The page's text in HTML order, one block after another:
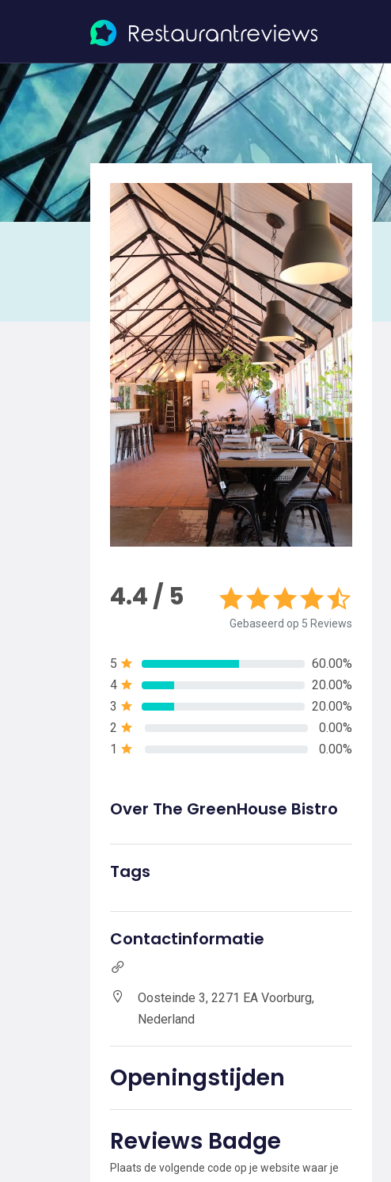
4.4 / 5
Gebaseerd op 5 Reviews
5
60.00%
4
20.00%
3
20.00%
2
0.00%
1
0.00%
Over The GreenHouse Bistro
Tags
Contactinformatie
Oosteinde 3, 2271 EA Voorburg,
Nederland
Openingstijden
Reviews Badge
Plaats de volgende code op je website waar je